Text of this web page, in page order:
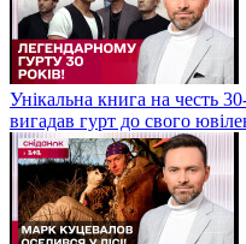
Унікальна книга на честь
вигадав гурт до свого